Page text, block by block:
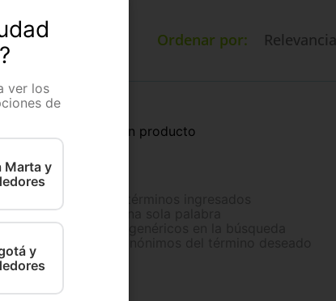
Ordenar por
Relevancia
No se encontró ningún producto
¿Qué debo hacer?
Intenta utilizar una sola palabra
Utiliza términos genéricos en la búsqueda
ver los
de
Marta y
y